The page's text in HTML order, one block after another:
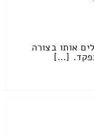
אותו בצורה
[…]